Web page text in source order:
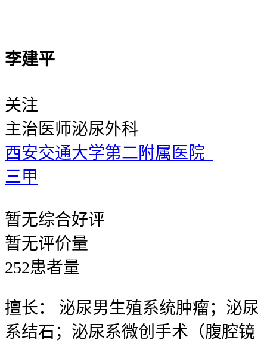
李建平
关注
主治医师泌尿外科
西安交通大学第二附属医院
三甲
暂无综合好评
暂无评价量
252患者量
擅长：
泌尿男生殖系统肿瘤；泌尿
系结石；泌尿系微创手术（腹腔镜